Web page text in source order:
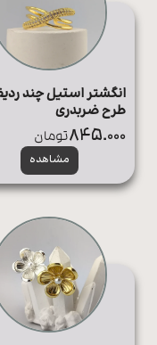
انگشتر استیل چند
طرح ضربدری
مشاهده
845.000تومان